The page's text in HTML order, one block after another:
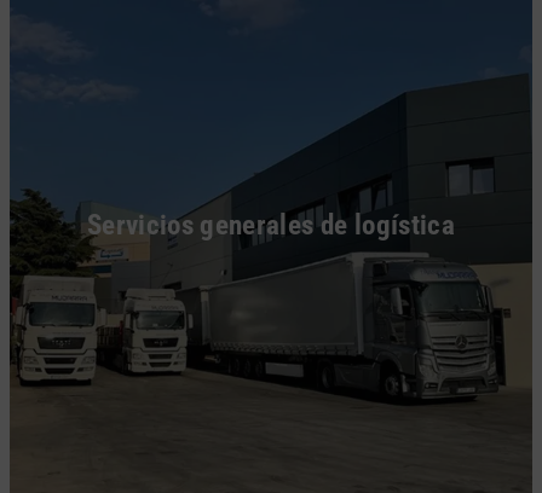
Servicios generales de logística